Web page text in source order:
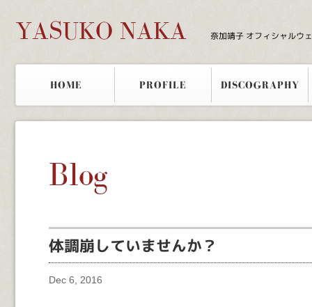
YASUKO NAKA 奈加靖子 オフィシャルウ
HOME PROFILE DISCOGRAPHY
Blog
体調崩していませんか？
Dec 6, 2016